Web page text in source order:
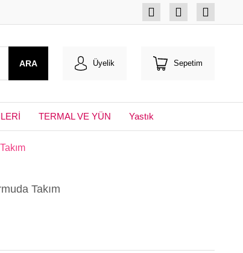
ARA Üyelik Sepetim
TERMAL VE YÜN Yastık
Takım